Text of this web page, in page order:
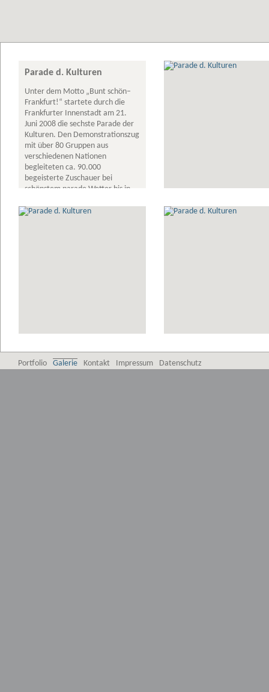
Parade d. Kulturen
Unter dem Motto „Bunt schön–
Frankfurt!“ startete durch die
Frankfurter Innenstadt am 21.
Juni 2008 die sechste Parade der
Kulturen. Den Demonstrationszug
mit über 80 Gruppen aus
verschiedenen Nationen
begleiteten ca. 90.000
begeisterte Zuschauer bei
schönstem parade Wetter bis in
Portfolio Galerie Kontakt Impressum Datenschutz